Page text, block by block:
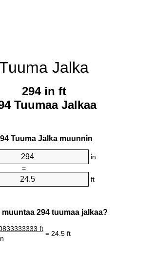
Jalka
294 in ft
Tuumaa Jalkaa
Tuuma Jalka muunnin
in
=
ft
muuntaa 294 tuumaa jalkaa?
ft
= 24.5 ft